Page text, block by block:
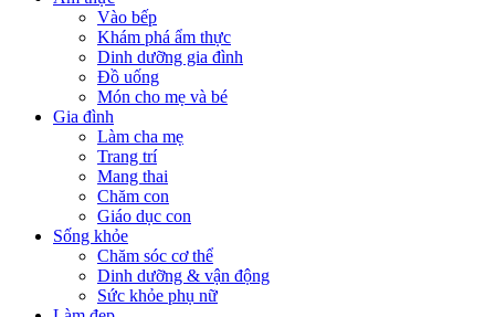
Vào bếp
Khám phá ẩm thực
Dinh dưỡng gia đình
Đồ uống
Món cho mẹ và bé
Gia đình
Làm cha mẹ
Trang trí
Mang thai
Chăm con
Giáo dục con
Sống khỏe
Chăm sóc cơ thể
Dinh dưỡng & vận động
Sức khỏe phụ nữ